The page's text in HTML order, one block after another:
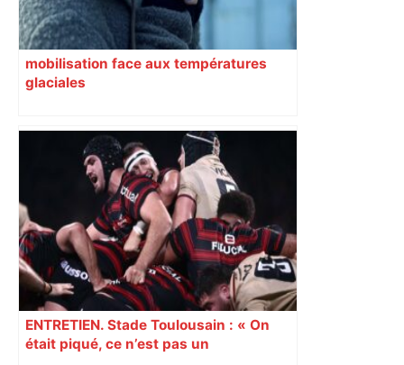
mobilisation face aux températures
glaciales
ENTRETIEN. Stade Toulousain : « On
était piqué, ce n’est pas un